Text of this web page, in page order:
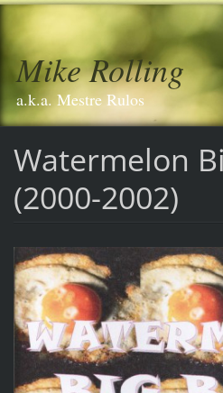
Mike Rolling
a.k.a. Mestre Rulos
Watermelon
(2000-2002)